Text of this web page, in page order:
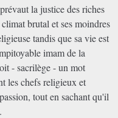
la justice des riches
brutal et ses moindres
tandis que sa vie est
imam de la
- sacrilège - un mot
les chefs religieux et
tout en sachant qu'il